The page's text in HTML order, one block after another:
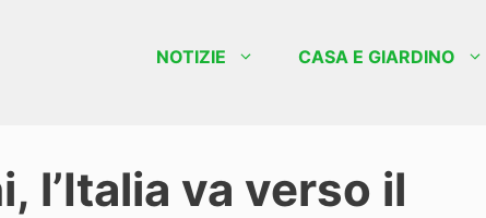
NOTIZIE CASA E GIARDINO
l’Italia va verso il